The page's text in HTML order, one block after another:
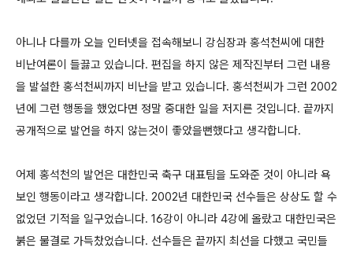
아니나 다를까 오늘 인터넷을 접속해보니 강심장과 홍석천씨에 대한
비난여론이 들끓고 있습니다. 편집을 하지 않은 제작진부터 그런 내용
을 발설한 홍석천씨까지 비난을 받고 있습니다. 홍석천씨가 그런 2002
년에 그런 행동을 했었다면 정말 중대한 일을 저지른 것입니다. 끝까지
공개적으로 발언을 하지 않는것이 좋았을뻔했다고 생각합니다.
어제 홍석천의 발언은 대한민국 축구 대표팀을 도와준 것이 아니라 욕
보인 행동이라고 생각합니다. 2002년 대한민국 선수들은 상상도 할 수
없었던 기적을 일구었습니다. 16강이 아니라 4강에 올랐고 대한민국은
붉은 물결로 가득찼었습니다. 선수들은 끝까지 최선을 다했고 국민들